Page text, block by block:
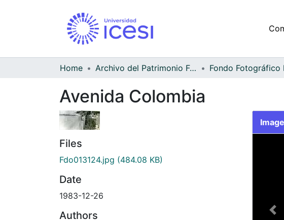
Home Archivo del Patrimonio Fotográfico y Fílmico del Valle del Cauca
Avenida Colombia
Files
Fdo013124.jpg (484.08 KB)
Date
1983-12-26
Authors